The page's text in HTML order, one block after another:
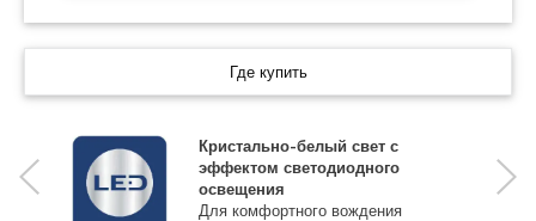
Где купить
Кристально-белый свет с
эффектом светодиодного
освещения
Для комфортного вождения